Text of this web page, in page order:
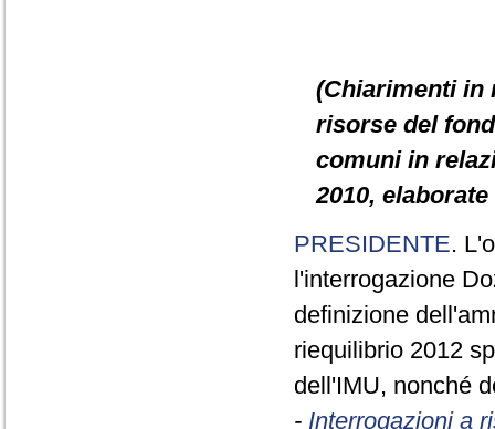
(Chiarimenti in
risorse del
comuni in
2010,
PRESIDENTE.
l'interrogazione
definizione
riequilibrio 2012
dell'IMU, nonché
- Interrogazioni a